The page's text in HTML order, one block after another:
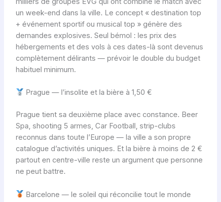
un week-end dans la ville. Le concept « destination top
+ événement sportif ou musical top » génère des
demandes explosives. Seul bémol : les prix des
hébergements et des vols à ces dates-là sont devenus
complètement délirants — prévoir le double du budget
habituel minimum.
Prague — l’insolite et la bière à 1,50 €
Prague tient sa deuxième place avec constance. Beer
Spa, shooting 5 armes, Car Football, strip-clubs
reconnus dans toute l’Europe — la ville a son propre
catalogue d’activités uniques. Et la bière à moins de 2 €
partout en centre-ville reste un argument que personne
ne peut battre.
Barcelone — le soleil qui réconcilie tout le monde